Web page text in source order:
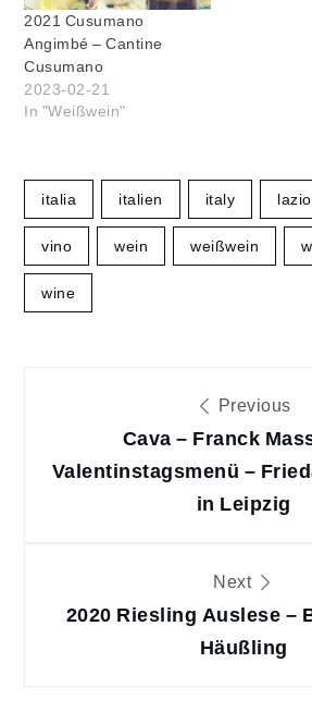
2021 Cusumano
Angimbé – Cantine
Cusumano
2023-02-21
In "Weißwein"
italia italien italy lazio
vino wein weißwein
wine
Previous
Cava – Franck
Valentinstagsmenü –
in Leipzig
Next
2020 Riesling Auslese –
Häußling